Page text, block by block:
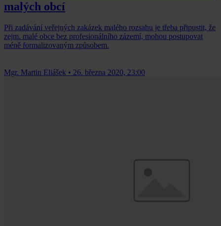
malých obcí
Při zadávání veřejných zakázek malého rozsahu je třeba připustit, že
zejm. malé obce bez profesionálního zázemí, mohou postupovat
méně formalizovaným způsobem.
Mgr. Martin Eliášek • 26. března 2020, 23:00